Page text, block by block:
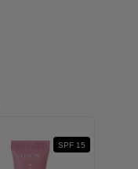
SPF 15